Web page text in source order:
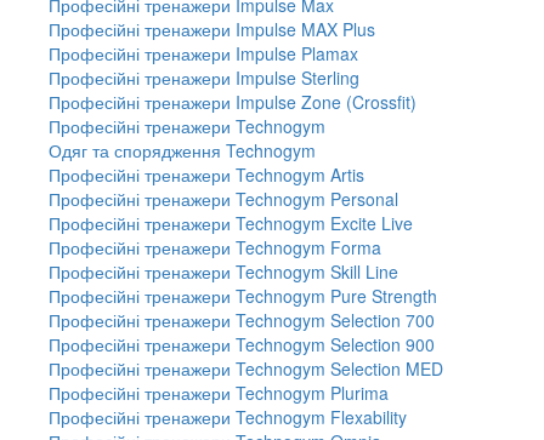
Професійні тренажери Impulse MAX Plus
Професійні тренажери Impulse Plamax
Професійні тренажери Impulse Sterling
Професійні тренажери Impulse Zone (Crossfit)
Професійні тренажери Technogym
Одяг та спорядження Technogym
Професійні тренажери Technogym Artis
Професійні тренажери Technogym Personal
Професійні тренажери Technogym Excite Live
Професійні тренажери Technogym Forma
Професійні тренажери Technogym Skill Line
Професійні тренажери Technogym Pure Strength
Професійні тренажери Technogym Selection 700
Професійні тренажери Technogym Selection 900
Професійні тренажери Technogym Selection MED
Професійні тренажери Technogym Plurima
Професійні тренажери Technogym Flexability